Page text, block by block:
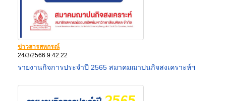
ข่าวสารสหกรณ์
24/3/2566 9:42:22
รายงานกิจการประจำปี 2565 สมาคมฌาปนกิจสงเคราะห์ฯ